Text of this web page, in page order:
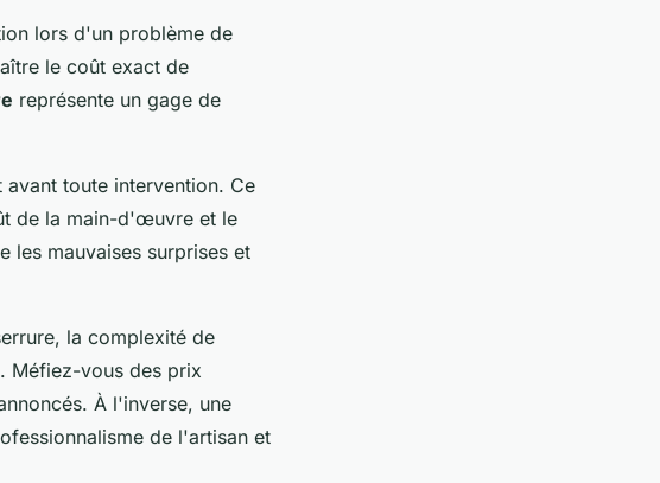
lors d'un problème de
le coût exact de
représente un gage de
toute intervention. Ce
de la main-d'œuvre et le
les mauvaises surprises et
la complexité de
Méfiez-vous des prix
À l'inverse, une
de l'artisan et